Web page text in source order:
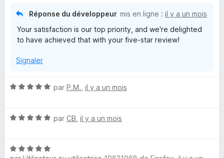
u
l
t
Réponse du développeur mis en ligne : il y a un mois
Your satisfaction is our top priority, and we're delighted
to have achieved that with your five-star review!
Signaler
N
é
u
par P.M. il y a un mois
N
é
par CB il y a un mois
N